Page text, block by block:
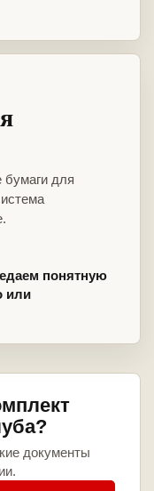
для
понятную
или
документы